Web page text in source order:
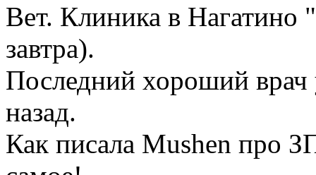
Вет. Клиника в
завтра).
Последний хороший врач
назад.
Как писала Mushen про